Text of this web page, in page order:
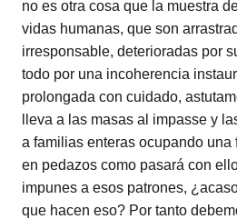
no es otra cosa que la muestra
vidas humanas, que son
irresponsable, deterioradas por
todo por una incoherencia
prolongada con cuidado,
lleva a las masas al impasse y
a familias enteras ocupando una
en pedazos como pasará con
impunes a esos patrones,
que hacen eso? Por tanto